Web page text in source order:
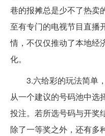
巷的报摊总是少不了热卖
至有专门的电视节目直播
情，不仅仅推动了本地经
化。
3.六给彩的玩法简单，
从一个建议的号码池中选
投注。若所选号码与开奖
除了一等奖之外，还有多